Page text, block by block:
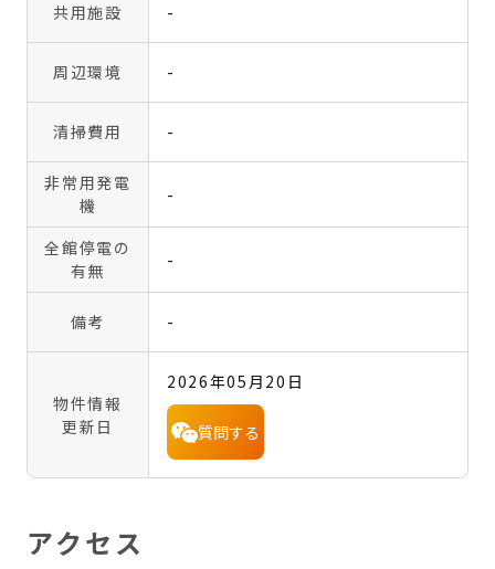
共用施設 -
周辺環境 -
清掃費用 -
非常用発電
機
-
全館停電の
有無
-
備考 -
物件情報
更新日
2026年05月20日
質問する
アクセス